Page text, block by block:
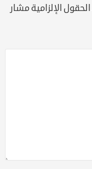
الحقول الإلزامية مشار